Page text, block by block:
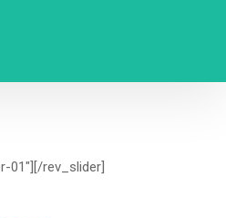
01″][/rev_slider]